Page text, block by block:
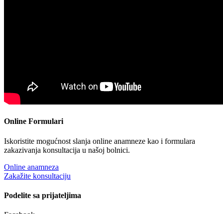
Online Formulari
Iskoristite mogućnost slanja online anamneze kao i formulara
zakazivanja konsultacija u našoj bolnici.
Online anamneza
Zakažite konsultaciju
Podelite sa prijateljima